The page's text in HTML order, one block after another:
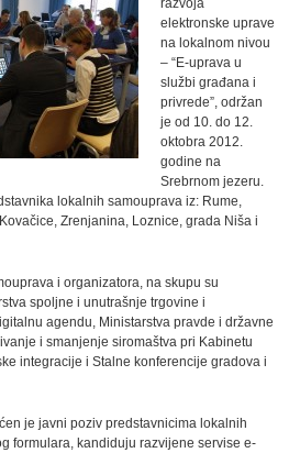
elektronske uprave
na lokalnom nivou
– “E-uprava u
službi građana i
privrede”, održan
je od 10. do 12.
oktobra 2012.
godine na
Srebrnom jezeru.
lokalnih samouprava iz: Rume,
Zrenjanina, Loznice, grada Niša i
i organizatora, na skupu su
spoljne i unutrašnje trgovine i
agendu, Ministarstva pravde i državne
i smanjenje siromaštva pri Kabinetu
integracije i Stalne konferencije gradova i
je javni poziv predstavnicima lokalnih
formulara, kandiduju razvijene servise e-